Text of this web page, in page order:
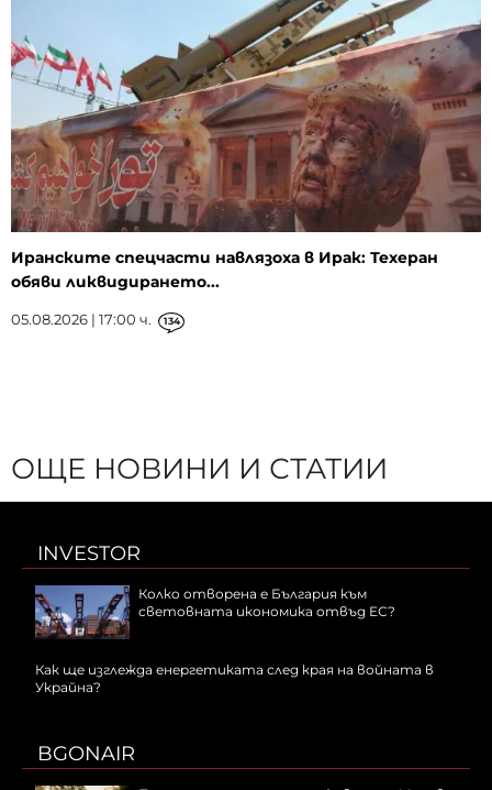
Иранските спецчасти навлязоха в Ирак: Техеран
обяви ликвидирането...
05.08.2026 | 17:00 ч. 134
ОЩЕ НОВИНИ И СТАТИИ
INVESTOR
Колко отворена е България към
световната икономика отвъд ЕС?
Как ще изглежда енергетиката след края на войната в
Украйна?
BGONAIR